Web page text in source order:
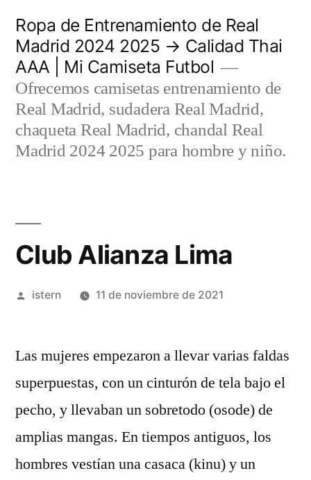
contenido
Ropa de Entrenamiento de Real
Madrid 2024 2025 → Calidad Thai
AAA | Mi Camiseta Futbol
Ofrecemos camisetas entrenamiento de
Real Madrid, sudadera Real Madrid,
chaqueta Real Madrid, chandal Real
Madrid 2024 2025 para hombre y niño.
Club Alianza Lima
Publicado
istern 11 de noviembre de 2021
Las mujeres empezaron a llevar varias faldas
superpuestas, con un cinturón de tela bajo el
pecho, y llevaban un sobretodo (osode) de
amplias mangas. En tiempos antiguos, los
hombres vestían una casaca (kinu) y un